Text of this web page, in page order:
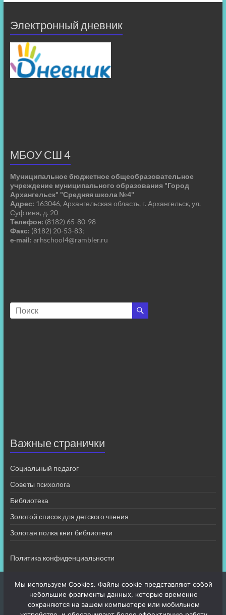
Электронный дневник
МБОУ СШ 4
Муниципальное бюджетное общеобразовательное
учреждение муниципального образования "Город
Архангельск" "Средняя школа №4"
Адрес: 163046, Архангельская область, г. Архангельск, ул.
Суфтина, д. 20
Телефон: (8182) 65-80-98
Факс: (8182) 20-53-83;
e-mail: arhschool4@rambler.ru
Важные странички
Социальный педагог
Советы психолога
Библиотека
Золотой список для детского чтения
Золотая полка книг библиотеки
Политика конфиденциальности
Мы используем Cookies. Файлы cookie представляют собой
небольшие фрагменты данных, которые временно
сохраняются на вашем компьютере или мобильном